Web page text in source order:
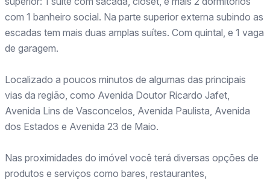
com 1 banheiro social. Na parte superior externa subindo as
escadas tem mais duas amplas suítes. Com quintal, e 1 vaga
de garagem.
Localizado a poucos minutos de algumas das principais
vias da região, como Avenida Doutor Ricardo Jafet,
Avenida Lins de Vasconcelos, Avenida Paulista, Avenida
dos Estados e Avenida 23 de Maio.
Nas proximidades do imóvel você terá diversas opções de
produtos e serviços como bares, restaurantes,